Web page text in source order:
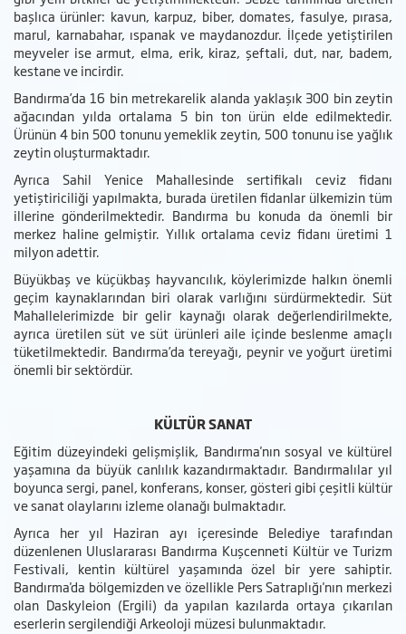
başlıca ürünler: kavun, karpuz, biber, domates, fasulye, pırasa,
marul, karnabahar, ıspanak ve maydanozdur. İlçede yetiştirilen
meyveler ise armut, elma, erik, kiraz, şeftali, dut, nar, badem,
kestane ve incirdir.
Bandırma’da 16 bin metrekarelik alanda yaklaşık 300 bin zeytin
ağacından yılda ortalama 5 bin ton ürün elde edilmektedir.
Ürünün 4 bin 500 tonunu yemeklik zeytin, 500 tonunu ise yağlık
zeytin oluşturmaktadır.
Ayrıca Sahil Yenice Mahallesinde sertifikalı ceviz fidanı
yetiştiriciliği yapılmakta, burada üretilen fidanlar ülkemizin tüm
illerine gönderilmektedir. Bandırma bu konuda da önemli bir
merkez haline gelmiştir. Yıllık ortalama ceviz fidanı üretimi 1
milyon adettir.
Büyükbaş ve küçükbaş hayvancılık, köylerimizde halkın önemli
geçim kaynaklarından biri olarak varlığını sürdürmektedir. Süt
Mahallelerimizde bir gelir kaynağı olarak değerlendirilmekte,
ayrıca üretilen süt ve süt ürünleri aile içinde beslenme amaçlı
tüketilmektedir. Bandırma’da tereyağı, peynir ve yoğurt üretimi
önemli bir sektördür.
KÜLTÜR SANAT
Eğitim düzeyindeki gelişmişlik, Bandırma'nın sosyal ve kültürel
yaşamına da büyük canlılık kazandırmaktadır. Bandırmalılar yıl
boyunca sergi, panel, konferans, konser, gösteri gibi çeşitli kültür
ve sanat olaylarını izleme olanağı bulmaktadır.
Ayrıca her yıl Haziran ayı içeresinde Belediye tarafından
düzenlenen Uluslararası Bandırma Kuşcenneti Kültür ve Turizm
Festivali, kentin kültürel yaşamında özel bir yere sahiptir.
Bandırma'da bölgemizden ve özellikle Pers Satraplığı'nın merkezi
olan Daskyleion (Ergili) da yapılan kazılarda ortaya çıkarılan
eserlerin sergilendiği Arkeoloji müzesi bulunmaktadır.